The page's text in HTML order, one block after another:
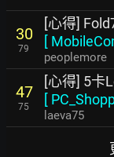
30
79
[心得]
[
peoplemore
47
75
[心得] 5卡
[
laeva75